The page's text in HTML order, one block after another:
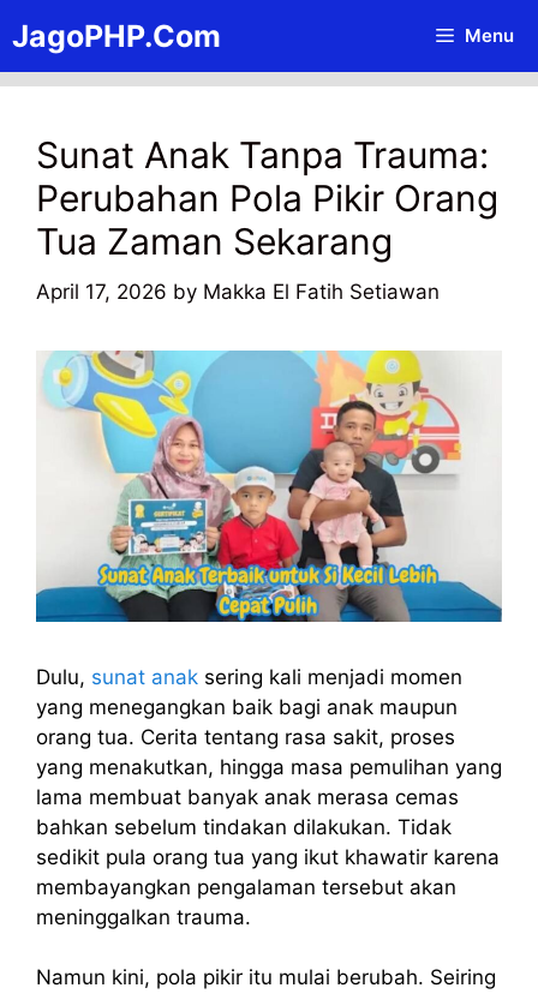
to
content
JagoPHP.Com Menu
Sunat Anak Tanpa Trauma:
Perubahan Pola Pikir Orang
Tua Zaman Sekarang
April 17, 2026 by Makka El Fatih Setiawan
Dulu, sunat anak sering kali menjadi momen
yang menegangkan baik bagi anak maupun
orang tua. Cerita tentang rasa sakit, proses
yang menakutkan, hingga masa pemulihan yang
lama membuat banyak anak merasa cemas
bahkan sebelum tindakan dilakukan. Tidak
sedikit pula orang tua yang ikut khawatir karena
membayangkan pengalaman tersebut akan
meninggalkan trauma.
Namun kini, pola pikir itu mulai berubah. Seiring